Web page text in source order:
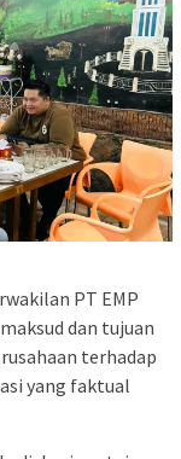
PT EMP
dan tujuan
terhadap
yang faktual